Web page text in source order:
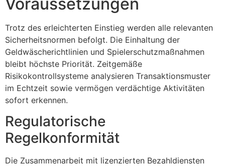
Trotz des erleichterten Einstieg werden alle relevanten
Sicherheitsnormen befolgt. Die Einhaltung der
Geldwäscherichtlinien und Spielerschutzmaßnahmen
bleibt höchste Priorität. Zeitgemäße
Risikokontrollsysteme analysieren Transaktionsmuster
im Echtzeit sowie vermögen verdächtige Aktivitäten
sofort erkennen.
Regulatorische
Regelkonformität
Die Zusammenarbeit mit lizenzierten Bezahldiensten